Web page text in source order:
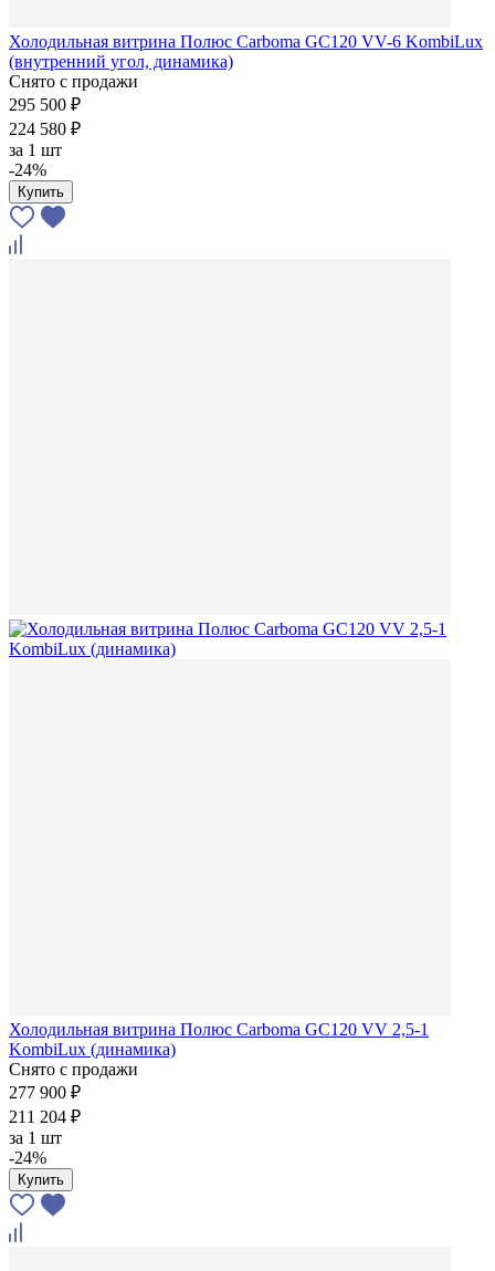
Холодильная витрина Полюс Carboma GC120 VV-6 KombiLux
(внутренний угол, динамика)
Снято с продажи
295 500 ₽
224 580 ₽
за 1 шт
-24%
Купить
Холодильная витрина Полюс Carboma GC120 VV 2,5-1
KombiLux (динамика)
Снято с продажи
277 900 ₽
211 204 ₽
за 1 шт
-24%
Купить